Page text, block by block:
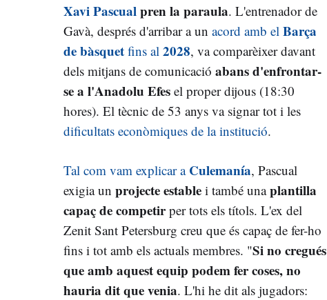
Xavi Pascualpren la paraula. L'entrenador de
Gavà, després d'arribar a un acord amb el Barça
de bàsquet fins al 2028, va comparèixer davant
dels mitjans de comunicació abans d'enfrontar-
se a l'Anadolu Efes el proper dijous (18:30
hores). El tècnic de 53 anys va signar tot i les
dificultats econòmiques de la institució.
Tal com vam explicar a Culemanía, Pascual
exigia un projecte estable i també unaplantilla
capaç de competirper tots els títols. L'ex del
Zenit Sant Petersburg creu que és capaç de fer-ho
fins i tot amb els actuals membres. "Si no cregués
que amb aquest equip podem fer coses, no
hauria dit que venia. L'hi he dit als jugadors: